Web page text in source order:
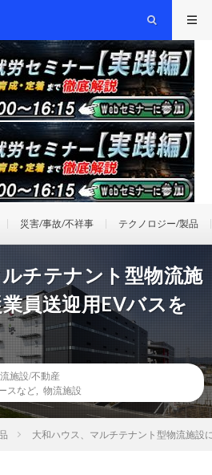
災害/事故/不祥事 テクノロジー/製品
チテナント型物流施
員送迎用EVバスを
施設/不動産
スなど 物流施設
大和ハウス、マルチテナント型物流施設